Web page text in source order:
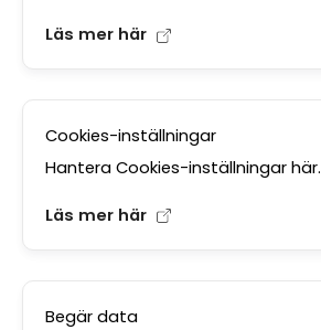
Läs mer här
Cookies-inställningar
Hantera Cookies-inställningar här.
Läs mer här
Begär data